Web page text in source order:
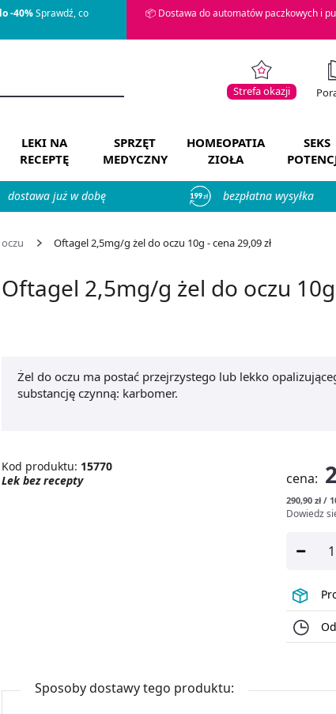
-40%Sprawdź, co
📦 Dostawa do automatów paczkowych i
Strefa okazji
LEKI NA
RECEPTĘ
SPRZĘT
MEDYCZNY
HOMEOPATIA
ZIOŁA
SEKS
dostawa już w dobę bezpłatna wysyłka
Oftagel 2,5mg/g żel do oczu 10g - cena 29,09 zł
Oftagel 2,5mg/g żel do oczu 10g
Żel do oczu ma postać przejrzystego lub lekko
substancję czynną: karbomer.
Kod produktu: 15770
Lek bez recepty
cena:
290,90 zł /
Dowiedz
Sposoby dostawy tego produktu: